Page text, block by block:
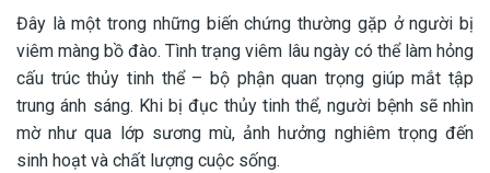
Đây là một trong những biến chứng thường gặp ở người bị
viêm màng bồ đào. Tình trạng viêm lâu ngày có thể làm hỏng
cấu trúc thủy tinh thể – bộ phận quan trọng giúp mắt tập
trung ánh sáng. Khi bị đục thủy tinh thể, người bệnh sẽ nhìn
mờ như qua lớp sương mù, ảnh hưởng nghiêm trọng đến
sinh hoạt và chất lượng cuộc sống.